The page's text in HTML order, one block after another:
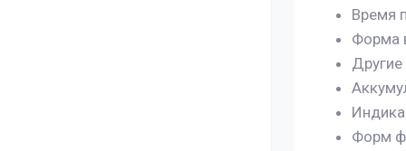
Время
Форма
Форм